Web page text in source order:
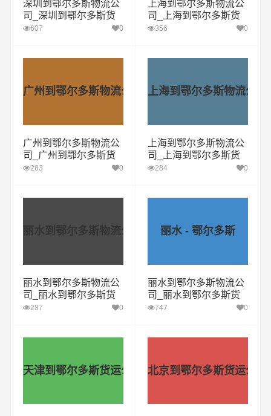
深圳到鄂尔多斯物流公
司_深圳到鄂尔多斯货
运专线
607 0
上海到鄂尔多斯物流公
司_上海到鄂尔多斯货
运专线
356 0
广州到鄂尔多斯物流公司
广州到鄂尔多斯物流公
司_广州到鄂尔多斯货
运专线
283 0
上海到鄂尔多斯物流公司
上海到鄂尔多斯物流公
司_上海到鄂尔多斯货
运专线
284 0
丽水到鄂尔多斯物流公司
丽水到鄂尔多斯物流公
司_丽水到鄂尔多斯货
运专线
287 0
丽水 - 鄂尔多斯
丽水到鄂尔多斯物流公
司_丽水到鄂尔多斯货
运专线
747 0
天津到鄂尔多斯货运公司 北京到鄂尔多斯货运公司